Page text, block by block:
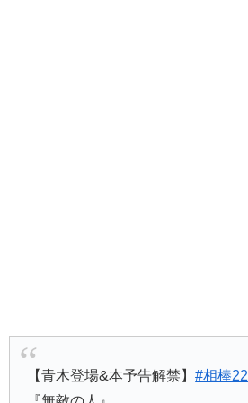
【青木登場&本予告解禁】#相棒22